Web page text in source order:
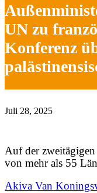
UN zu
Konferenz
Juli 28, 2025
Auf der
von mehr als 55
Akiva Van